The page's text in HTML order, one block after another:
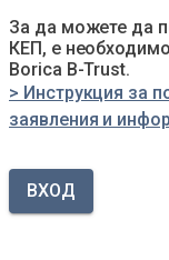
За да можете да
КЕП, е
Borica B-Trust.
> Инструкция за
заявления и
ВХОД